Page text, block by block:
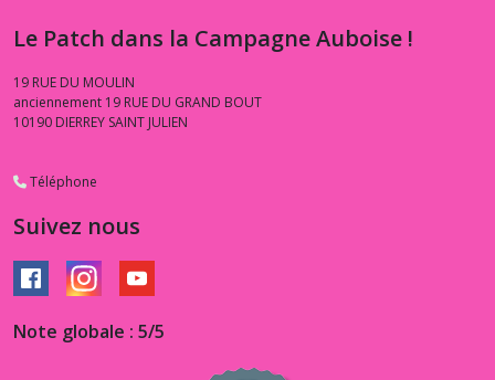
Le Patch dans la Campagne Auboise !
19 RUE DU MOULIN
anciennement 19 RUE DU GRAND BOUT
10190 DIERREY SAINT JULIEN
Téléphone
Suivez nous
Note globale : 5/5